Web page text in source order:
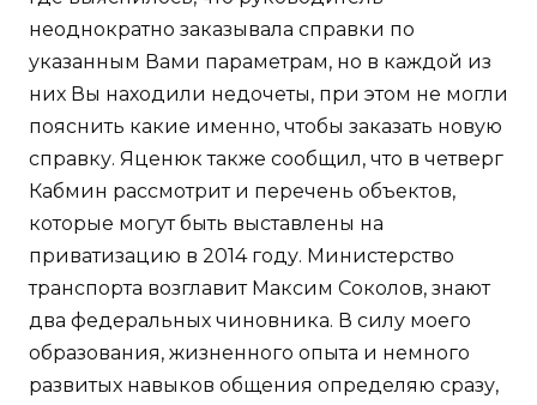
неоднократно заказывала справки по
указанным Вами параметрам, но в каждой из
них Вы находили недочеты, при этом не могли
пояснить какие именно, чтобы заказать новую
справку. Яценюк также сообщил, что в четверг
Кабмин рассмотрит и перечень объектов,
которые могут быть выставлены на
приватизацию в 2014 году. Министерство
транспорта возглавит Максим Соколов, знают
два федеральных чиновника. В силу моего
образования, жизненного опыта и немного
развитых навыков общения определяю сразу,